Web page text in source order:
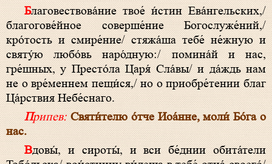
Благовествова́ние твое́ и́стин Ева́нгельских,/
благогове́йное соверше́ние Богослуже́ний,/
кро́тость и смире́ние/ стяжа́ша тебе́ не́жную и
святу́ю любо́вь наро́дную:/ помина́й и нас,
гре́шных, у Престо́ла Царя́ Сла́вы/ и да́ждь нам
не о вре́меннем пещи́ся,/ но о приобре́тении благ
Ца́рствия Небе́снаго.
Припев: Святи́телю о́тче Иоа́нне, моли́ Бо́га о
нас.
Вдовы́, и сироты́, и вси бе́днии обита́тели